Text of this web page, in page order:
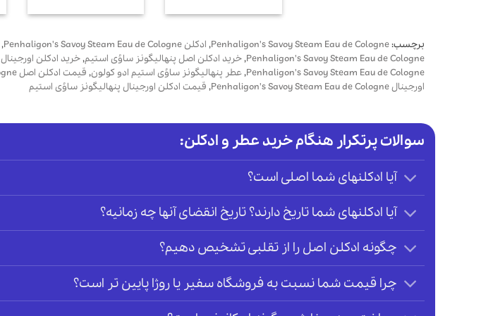
برچسب:Penhaligon's Savoy Steam Eau de Cologne
, ادکلن Penhaligon's Savoy Steam Eau de Cologne ,
Penhaligon's Savoy Steam Eau de Cologne
,خرید ادکلن اصل پنهالیگونز ساوُی استیم,خرید ادکلن اورجینال Penhaligon's Savoy Steam Eau de Cologne
Penhaligon's Savoy Steam Eau de Cologne
,عطر پنهالیگونز ساوُی استیم ادو کولون, قیمت ادکلن اصل Penhaligon's Savoy Steam Eau de Cologne
اورجینال Penhaligon's Savoy Steam Eau de Cologne
, قیمت ادکلن اورجینال پنهالیگونز ساوُی استیم
سوالات پرتکرار هنگام خرید عطر و ادکلن:
آیا ادکلنهای شما اصلی است؟
آیا ادکلنهای شما تاریخ دارند؟ تاریخ انقضای آنها چه زمانیه؟
چگونه ادکلن اصل را از تقلبی تشخیص دهیم؟
چرا قیمت شما نسبت به فروشگاه سفیر یا روژا پایین تر است؟